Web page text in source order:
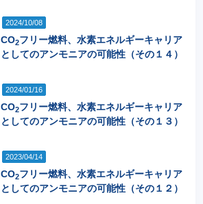
2024/10/08
CO2フリー燃料、水素エネルギーキャリア
としてのアンモニアの可能性（その１４）
2024/01/16
CO2フリー燃料、水素エネルギーキャリア
としてのアンモニアの可能性（その１３）
2023/04/14
CO2フリー燃料、水素エネルギーキャリア
としてのアンモニアの可能性（その１２）